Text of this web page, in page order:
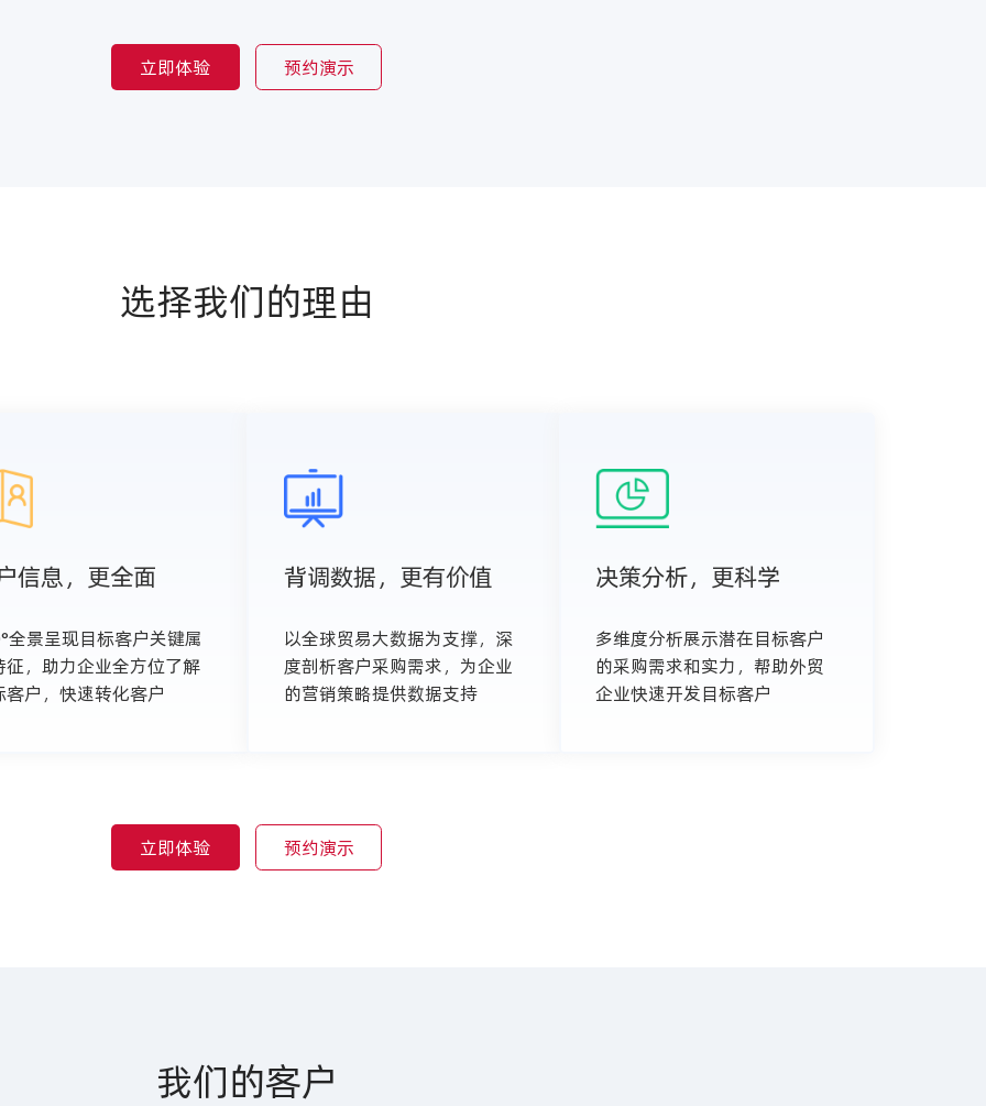
立即体验 预约演示
选择我们的理由
信息，更全面
全景呈现目标客户关键属
征，助力企业全方位了解
客户，快速转化客户
背调数据，更有价值
以全球贸易大数据为支撑，深
度剖析客户采购需求，为企业
的营销策略提供数据支持
决策分析，更科学
多维度分析展示潜在目标客户
的采购需求和实力，帮助外贸
企业快速开发目标客户
立即体验 预约演示
我们的客户